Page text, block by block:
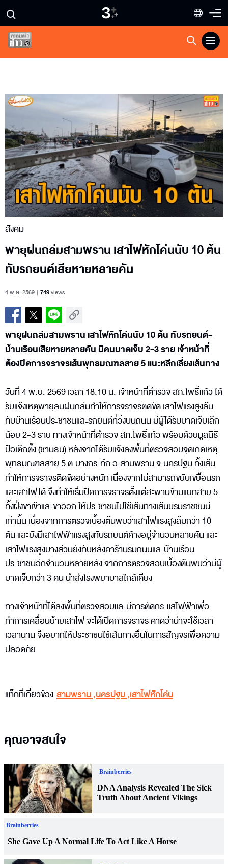
สังคม
พายุฝนถล่มสามพราน เสาไฟหักโค่นนับ 10 ต้น
ทับรถยนต์เสียหายหลายคัน
4 พ.ค. 2569 749views
พายุฝนถล่มสามพราน เสาไฟหักโค่นนับ 10 ต้น ทับรถยนต์-
บ้านเรือนเสียหายหลายคัน มีคนบาดเจ็บ 2-3 ราย เจ้าหน้าที่
ต้องปิดการจราจรเส้นพุทธมณฑลสาย 5 แนะหลีกเลี่ยงเส้นทาง
วันที่ 4 พ.ย. 2569 เวลา 18.10 น. เจ้าหน้าที่ตำรวจ สภ.โพธิ์แก้ว ได้
รับแจ้งเหตุพายุลมฝนถล่มทำให้การจราจรติดขัด เสาไฟแรงสูงล้ม
ทับบ้านเรือนประชาชนและรถยนต์ที่วิ่งบนถนน มีผู้ได้รับบาดเจ็บเล็ก
น้อย 2-3 ราย ทางเจ้าหน้าที่ตำรวจ สภ.โพธิ์แก้ว พร้อมด้วยมูลนิธิ
ป๋อเต็กตึ๊ง (ชานธน) หลังจากได้รับแจ้งลงพื้นที่ตรวจสอบจุดเกิดเหตุ
พุทธมณฑลสาย 5 ต.บางกระทึก อ.สามพราน จ.นครปฐม ทั้งเส้น
ทำให้การจราจรติดขัดอย่างหนัก เนื่องจากไม่สามารถขยับเขยื้อนรถ
และเสาไฟได้ จึงทำให้เริ่มปิดการจราจรตั้งแต่สะพานข้ามแยกสาย 5
ทั้งฝั่งขาเข้าและขาออก ให้ประชาชนไปใช้เส้นทางเส้นบรมราชชนนี
เท่านั้น เนื่องจากการตรวจเบื้องต้นพบว่าเสาไฟแรงสูงล้มกว่า 10
ต้น และยังมีเสาไฟฟ้าแรงสูงทับรถยนต์ค้างอยู่จำนวนหลายคัน และ
เสาไฟแรงสูงบางส่วนยังทับหลังคาร้านริมถนนและบ้านเรือน
ประชาชนอีกจำนวนหลายหลัง จากการตรวจสอบเบื้องต้นพบว่ามีผู้
บาดเจ็บกว่า 3 คน นำส่งโรงพยาบาลใกล้เคียง
ทางเจ้าหน้าที่ได้ลงพื้นที่ตรวจสอบและมีการตัดกระแสไฟฟ้าเพื่อ
ทำการเคลื่อนย้ายเสาไฟ จะได้เปิดการจราจร คาดว่าน่าจะใช้เวลา
เวลานาน จึงอยากให้ประชาชนใช้เส้นทางอื่นในการสัญจรเพื่อความ
ปลอดภัย
แท็กที่เกี่ยวข้อง สามพราน,นครปฐม,เสาไฟหักโค่น
คุณอาจสนใจ